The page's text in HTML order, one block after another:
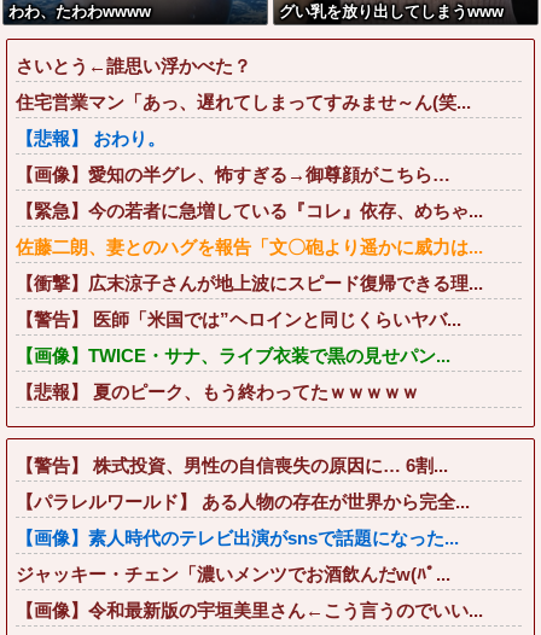
わわ、たわわwwww
グい乳を放り出してしまうwww
さいとう←誰思い浮かべた？
住宅営業マン「あっ、遅れてしまってすみませ～ん(笑...
【悲報】 おわり。
【画像】愛知の半グレ、怖すぎる→御尊顔がこちら…
【緊急】今の若者に急増している『コレ』依存、めちゃ...
佐藤二朗、妻とのハグを報告「文〇砲より遥かに威力は...
【衝撃】広末涼子さんが地上波にスピード復帰できる理...
【警告】 医師「米国では”ヘロインと同じくらいヤバ...
【画像】TWICE・サナ、ライブ衣装で黒の見せパン...
【悲報】 夏のピーク、もう終わってたｗｗｗｗｗ
【警告】 株式投資、男性の自信喪失の原因に… 6割...
【パラレルワールド】 ある人物の存在が世界から完全...
【画像】素人時代のテレビ出演がsnsで話題になった...
ジャッキー・チェン「濃いメンツでお酒飲んだw(ﾊﾟ...
【画像】令和最新版の宇垣美里さん←こう言うのでいい...